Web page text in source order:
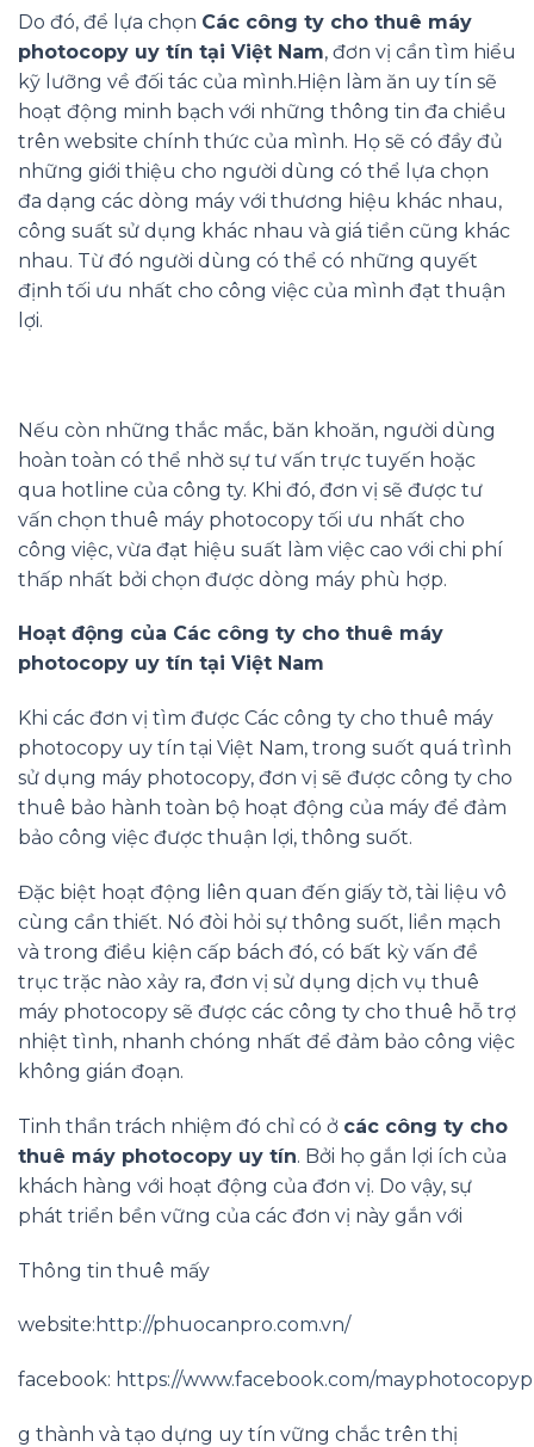
Do đó, để lựa chọn Các công ty cho thuê máy
photocopy uy tín tại Việt Nam, đơn vị cần tìm hiểu
kỹ lưỡng về đối tác của mình.Hiện làm ăn uy tín sẽ
hoạt động minh bạch với những thông tin đa chiều
trên website chính thức của mình. Họ sẽ có đầy đủ
những giới thiệu cho người dùng có thể lựa chọn
đa dạng các dòng máy với thương hiệu khác nhau,
công suất sử dụng khác nhau và giá tiền cũng khác
nhau. Từ đó người dùng có thể có những quyết
định tối ưu nhất cho công việc của mình đạt thuận
lợi.
Nếu còn những thắc mắc, băn khoăn, người dùng
hoàn toàn có thể nhờ sự tư vấn trực tuyến hoặc
qua hotline của công ty. Khi đó, đơn vị sẽ được tư
vấn chọn thuê máy photocopy tối ưu nhất cho
công việc, vừa đạt hiệu suất làm việc cao với chi phí
thấp nhất bởi chọn được dòng máy phù hợp.
Hoạt động của Các công ty cho thuê máy
photocopy uy tín tại Việt Nam
Khi các đơn vị tìm được Các công ty cho thuê máy
photocopy uy tín tại Việt Nam, trong suốt quá trình
sử dụng máy photocopy, đơn vị sẽ được công ty cho
thuê bảo hành toàn bộ hoạt động của máy để đảm
bảo công việc được thuận lợi, thông suốt.
Đặc biệt hoạt động liên quan đến giấy tờ, tài liệu vô
cùng cần thiết. Nó đòi hỏi sự thông suốt, liền mạch
và trong điều kiện cấp bách đó, có bất kỳ vấn đề
trục trặc nào xảy ra, đơn vị sử dụng dịch vụ thuê
máy photocopy sẽ được các công ty cho thuê hỗ trợ
nhiệt tình, nhanh chóng nhất để đảm bảo công việc
không gián đoạn.
Tinh thần trách nhiệm đó chỉ có ở các công ty cho
thuê máy photocopy uy tín. Bởi họ gắn lợi ích của
khách hàng với hoạt động của đơn vị. Do vậy, sự
phát triển bền vững của các đơn vị này gắn với
Thông tin thuê mấy
website: http://phuocanpro.com.vn/
facebook: https://www.facebook.com/
g thành và tạo dựng uy tín vững chắc trên thị